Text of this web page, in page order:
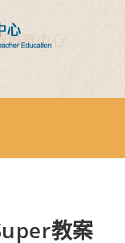
教案